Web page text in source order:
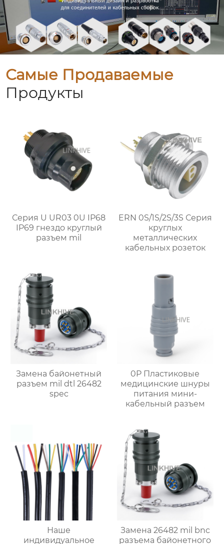
Самые Продаваемые
Продукты
Серия U UR03 0U IP68
IP69 гнездо круглый
разъем mil
ERN 0S/1S/2S/3S Серия
круглых
металлических
кабельных розеток
Замена байонетный
разъем mil dtl 26482
spec
0P Пластиковые
медицинские шнуры
питания мини-
кабельный разъем
Наше
индивидуальное
Замена 26482 mil bnc
разъема байонетного